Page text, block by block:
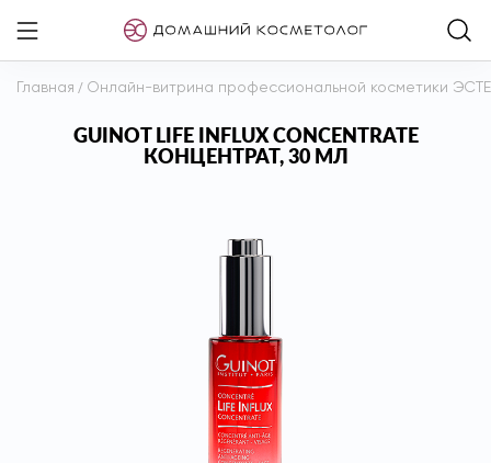
Главная / Онлайн-витрина профессиональной косметики
GUINOT LIFE INFLUX CONCENTRATE
КОНЦЕНТРАТ, 30 МЛ